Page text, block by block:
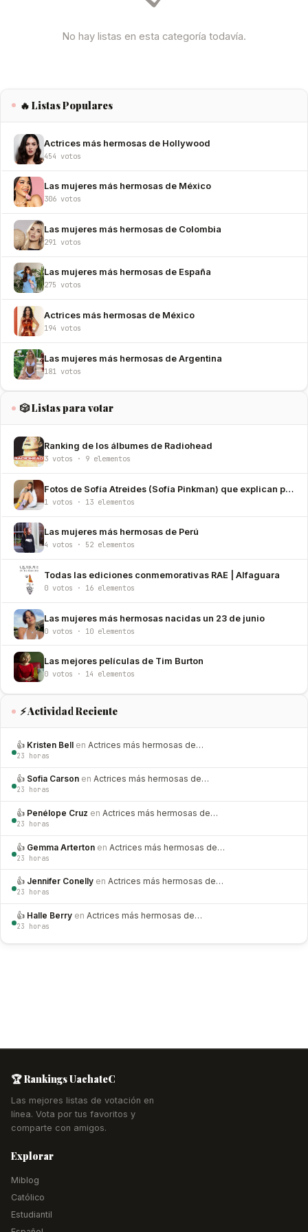
No hay listas en esta categoría todavía.
🔥 Listas Populares
Actrices más hermosas de Hollywood
454 votos
Las mujeres más hermosas de México
306 votos
Las mujeres más hermosas de Colombia
291 votos
Las mujeres más hermosas de España
275 votos
Actrices más hermosas de México
194 votos
Las mujeres más hermosas de Argentina
181 votos
🎲 Listas para votar
Ranking de los álbumes de Radiohead
3 votos · 9 elementos
Fotos de Sofía Atreides (Sofía Pinkman) que explican por qué la amamos
1 votos · 13 elementos
Las mujeres más hermosas de Perú
4 votos · 52 elementos
Todas las ediciones conmemorativas RAE | Alfaguara
0 votos · 16 elementos
Las mujeres más hermosas nacidas un 23 de junio
0 votos · 10 elementos
Las mejores películas de Tim Burton
0 votos · 14 elementos
⚡ Actividad Reciente
👍 Kristen Bell en Actrices más hermosas de…
23 horas
👍 Sofia Carson en Actrices más hermosas de…
23 horas
👍 Penélope Cruz en Actrices más hermosas de…
23 horas
👍 Gemma Arterton en Actrices más hermosas de…
23 horas
👍 Jennifer Conelly en Actrices más hermosas de…
23 horas
👍 Halle Berry en Actrices más hermosas de…
23 horas
🏆 Rankings UachateC
Las mejores listas de votación en
línea. Vota por tus favoritos y
comparte con amigos.
Explorar
Miblog
Católico
Estudiantil